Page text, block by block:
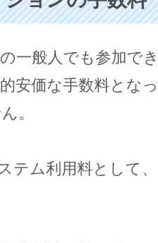
一般人でも参加で
安価な手数料とな
。
テム利用料として